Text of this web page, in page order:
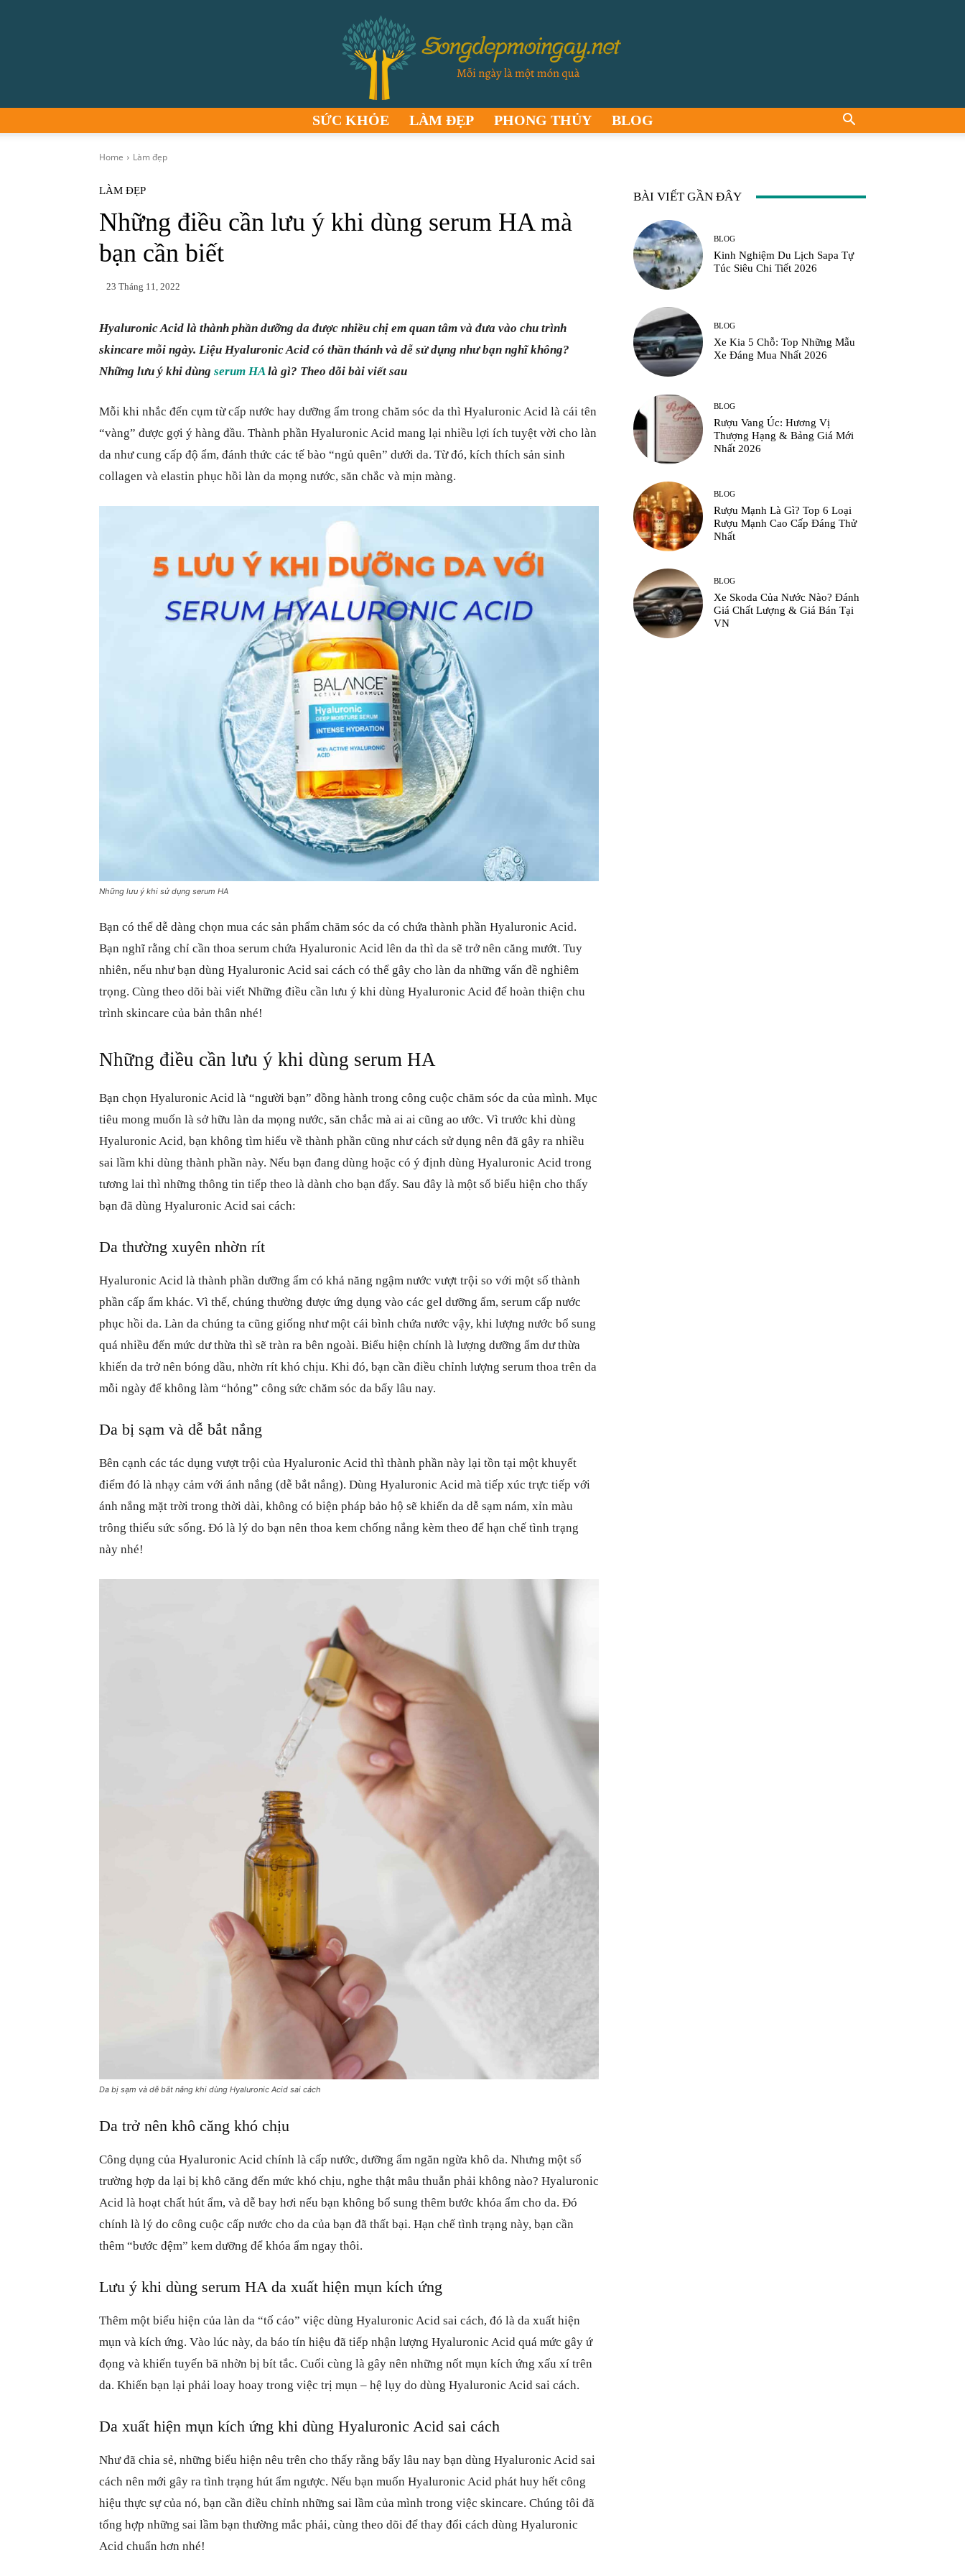
ngày
một
SỨC KHỎE LÀM ĐẸP PHONG THỦY BLOG
Home Làm đẹp
LÀM ĐẸP
Những điều cần lưu ý khi dùng serum HA mà
bạn cần biết
23 Tháng 11, 2022
Hyaluronic Acid là thành phần dưỡng da được nhiều chị em quan tâm và đưa vào chu trình
skincare mỗi ngày. Liệu Hyaluronic Acid có thần thánh và dễ sử dụng như bạn nghĩ không?
Những lưu ý khi dùng serum HA là gì? Theo dõi bài viết sau
Mỗi khi nhắc đến cụm từ cấp nước hay dưỡng ẩm trong chăm sóc da thì Hyaluronic Acid là cái tên
“vàng” được gợi ý hàng đầu. Thành phần Hyaluronic Acid mang lại nhiều lợi ích tuyệt vời cho làn
da như cung cấp độ ẩm, đánh thức các tế bào “ngủ quên” dưới da. Từ đó, kích thích sản sinh
collagen và elastin phục hồi làn da mọng nước, săn chắc và mịn màng.
Những lưu ý khi sử dụng serum HA
Bạn có thể dễ dàng chọn mua các sản phẩm chăm sóc da có chứa thành phần Hyaluronic Acid.
Bạn nghĩ rằng chỉ cần thoa serum chứa Hyaluronic Acid lên da thì da sẽ trở nên căng mướt. Tuy
nhiên, nếu như bạn dùng Hyaluronic Acid sai cách có thể gây cho làn da những vấn đề nghiêm
trọng. Cùng theo dõi bài viết Những điều cần lưu ý khi dùng Hyaluronic Acid để hoàn thiện chu
trình skincare của bản thân nhé!
Những điều cần lưu ý khi dùng serum HA
Bạn chọn Hyaluronic Acid là “người bạn” đồng hành trong công cuộc chăm sóc da của mình. Mục
tiêu mong muốn là sở hữu làn da mọng nước, săn chắc mà ai ai cũng ao ước. Vì trước khi dùng
Hyaluronic Acid, bạn không tìm hiểu về thành phần cũng như cách sử dụng nên đã gây ra nhiều
sai lầm khi dùng thành phần này. Nếu bạn đang dùng hoặc có ý định dùng Hyaluronic Acid trong
tương lai thì những thông tin tiếp theo là dành cho bạn đấy. Sau đây là một số biểu hiện cho thấy
bạn đã dùng Hyaluronic Acid sai cách:
Da thường xuyên nhờn rít
Hyaluronic Acid là thành phần dưỡng ẩm có khả năng ngậm nước vượt trội so với một số thành
phần cấp ẩm khác. Vì thế, chúng thường được ứng dụng vào các gel dưỡng ẩm, serum cấp nước
phục hồi da. Làn da chúng ta cũng giống như một cái bình chứa nước vậy, khi lượng nước bổ sung
quá nhiều đến mức dư thừa thì sẽ tràn ra bên ngoài. Biểu hiện chính là lượng dưỡng ẩm dư thừa
khiến da trở nên bóng dầu, nhờn rít khó chịu. Khi đó, bạn cần điều chỉnh lượng serum thoa trên da
mỗi ngày để không làm “hỏng” công sức chăm sóc da bấy lâu nay.
Da bị sạm và dễ bắt nắng
Bên cạnh các tác dụng vượt trội của Hyaluronic Acid thì thành phần này lại tồn tại một khuyết
điểm đó là nhạy cảm với ánh nắng (dễ bắt nắng). Dùng Hyaluronic Acid mà tiếp xúc trực tiếp với
ánh nắng mặt trời trong thời dài, không có biện pháp bảo hộ sẽ khiến da dễ sạm nám, xỉn màu
trông thiếu sức sống. Đó là lý do bạn nên thoa kem chống nắng kèm theo để hạn chế tình trạng
này nhé!
Da bị sạm và dễ bắt nắng khi dùng Hyaluronic Acid sai cách
Da trở nên khô căng khó chịu
Công dụng của Hyaluronic Acid chính là cấp nước, dưỡng ẩm ngăn ngừa khô da. Nhưng một số
trường hợp da lại bị khô căng đến mức khó chịu, nghe thật mâu thuẫn phải không nào? Hyaluronic
Acid là hoạt chất hút ẩm, và dễ bay hơi nếu bạn không bổ sung thêm bước khóa ẩm cho da. Đó
chính là lý do công cuộc cấp nước cho da của bạn đã thất bại. Hạn chế tình trạng này, bạn cần
thêm “bước đệm” kem dưỡng để khóa ẩm ngay thôi.
Lưu ý khi dùng serum HA da xuất hiện mụn kích ứng
Thêm một biểu hiện của làn da “tố cáo” việc dùng Hyaluronic Acid sai cách, đó là da xuất hiện
mụn và kích ứng. Vào lúc này, da báo tín hiệu đã tiếp nhận lượng Hyaluronic Acid quá mức gây ứ
đọng và khiến tuyến bã nhờn bị bít tắc. Cuối cùng là gây nên những nốt mụn kích ứng xấu xí trên
da. Khiến bạn lại phải loay hoay trong việc trị mụn – hệ lụy do dùng Hyaluronic Acid sai cách.
Da xuất hiện mụn kích ứng khi dùng Hyaluronic Acid sai cách
Như đã chia sẻ, những biểu hiện nêu trên cho thấy rằng bấy lâu nay bạn dùng Hyaluronic Acid sai
cách nên mới gây ra tình trạng hút ẩm ngược. Nếu bạn muốn Hyaluronic Acid phát huy hết công
hiệu thực sự của nó, bạn cần điều chỉnh những sai lầm của mình trong việc skincare. Chúng tôi đã
tổng hợp những sai lầm bạn thường mắc phải, cùng theo dõi để thay đổi cách dùng Hyaluronic
Acid chuẩn hơn nhé!
BÀI VIẾT GẦN ĐÂY
BLOG
Kinh Nghiệm Du Lịch Sapa Tự
Túc Siêu Chi Tiết 2026
BLOG
Xe Kia 5 Chỗ: Top Những Mẫu
Xe Đáng Mua Nhất 2026
BLOG
Rượu Vang Úc: Hương Vị
Thượng Hạng & Bảng Giá Mới
Nhất 2026
BLOG
Rượu Mạnh Là Gì? Top 6 Loại
Rượu Mạnh Cao Cấp Đáng Thử
Nhất
BLOG
Xe Skoda Của Nước Nào? Đánh
Giá Chất Lượng & Giá Bán Tại
VN